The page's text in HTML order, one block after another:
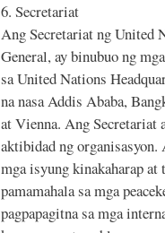
6. Secretariat
Ang Secretariat ng United
General, ay binubuo ng
sa United Nations
na nasa Addis Ababa,
at Vienna. Ang Secretariat
aktibidad ng
mga isyung kinakaharap
pamamahala sa mga
pagpapagitna sa mga